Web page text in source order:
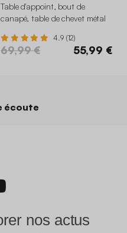
Table d'appoint, bout de
canapé, table de chevet métal
4.9 (12)
69,99 € 55,99 €
écoute
nos actus